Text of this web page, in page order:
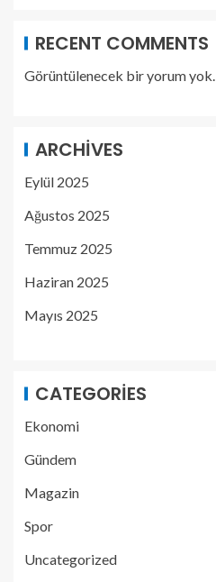
RECENT COMMENTS
Görüntülenecek bir yorum yok.
ARCHIVES
Eylül 2025
Ağustos 2025
Temmuz 2025
Haziran 2025
Mayıs 2025
CATEGORIES
Ekonomi
Gündem
Magazin
Spor
Uncategorized